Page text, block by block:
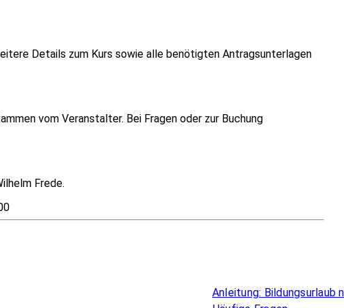
Details zum Kurs sowie alle benötigten Antragsunterlagen
vom Veranstalter. Bei Fragen oder zur Buchung
Frede.
Anleitung: Bildungsurlaub